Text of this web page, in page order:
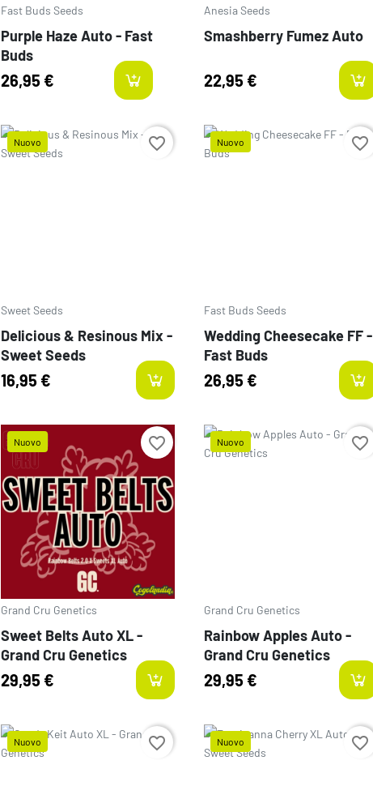
Fast Buds Seeds
Purple Haze Auto - Fast
Buds
26,95 € last-items
Anesia Seeds
Smashberry Fumez Auto
22,95 €
Nuovo
Sweet Seeds
Delicious & Resinous Mix -
Sweet Seeds
16,95 €
favorite_border Nuovo
Fast Buds Seeds
Wedding Cheesecake FF -
Fast Buds
26,95 €
favorite_border
Nuovo
Prezzo
Grand Cru Genetics
Sweet Belts Auto XL -
Grand Cru Genetics
29,95 €
favorite_border Nuovo
Grand Cru Genetics
Rainbow Apples Auto -
Grand Cru Genetics
29,95 €
favorite_border
Nuovo favorite_border Nuovo favorite_border